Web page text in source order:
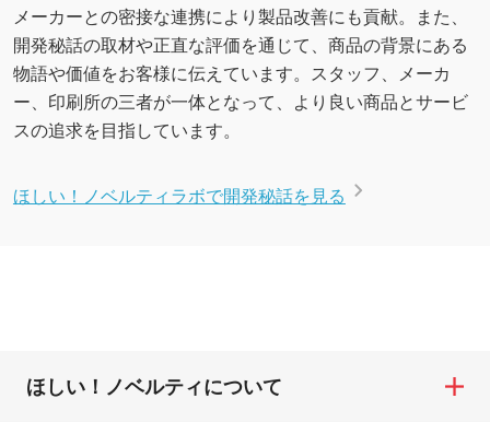
メーカーとの密接な連携により製品改善にも貢献。また、
開発秘話の取材や正直な評価を通じて、商品の背景にある
物語や価値をお客様に伝えています。スタッフ、メーカ
ー、印刷所の三者が一体となって、より良い商品とサービ
スの追求を目指しています。
ほしい！ノベルティラボで開発秘話を見る
ほしい！ノベルティについて